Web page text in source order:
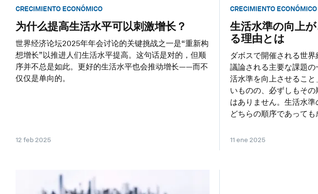
CRECIMIENTO ECONÓMICO
为什么提高生活水平可以刺激增长？
世界经济论坛2025年年会讨论的关键挑战之一是“重新构
想增长”以推进人们生活水平提高。这句话是对的，但顺
序并不总是如此。更好的生活水平也会推动增长——而不
仅仅是单向的。
12 feb 2025
CRECIMIENTO ECONÓMICO
生活水準の向上
る理由とは
ダボスで開催される世
議論される主要な課題
活水準を向上させるこ
いものの、必ずしもそ
はありません。生活水準
どちらの順序であっても
11 ene 2025